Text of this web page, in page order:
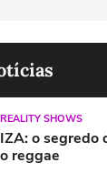
REALITY SHOWS
IZA: o segredo
o reggae